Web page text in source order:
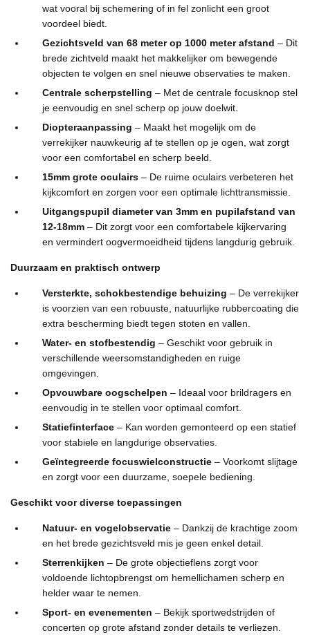
wat vooral bij schemering of in fel zonlicht een groot
voordeel biedt.
Gezichtsveld van 68 meter op 1000 meter afstand – Dit
brede zichtveld maakt het makkelijker om bewegende
objecten te volgen en snel nieuwe observaties te maken.
Centrale scherpstelling – Met de centrale focusknop stel
je eenvoudig en snel scherp op jouw doelwit.
Diopteraanpassing – Maakt het mogelijk om de
verrekijker nauwkeurig af te stellen op je ogen, wat zorgt
voor een comfortabel en scherp beeld.
15mm grote oculairs – De ruime oculairs verbeteren het
kijkcomfort en zorgen voor een optimale lichttransmissie.
Uitgangspupil diameter van 3mm en pupilafstand van
12-18mm – Dit zorgt voor een comfortabele kijkervaring
en vermindert oogvermoeidheid tijdens langdurig gebruik.
Duurzaam en praktisch ontwerp
Versterkte, schokbestendige behuizing – De verrekijker
is voorzien van een robuuste, natuurlijke rubbercoating die
extra bescherming biedt tegen stoten en vallen.
Water- en stofbestendig – Geschikt voor gebruik in
verschillende weersomstandigheden en ruige
omgevingen.
Opvouwbare oogschelpen – Ideaal voor brildragers en
eenvoudig in te stellen voor optimaal comfort.
Statiefinterface – Kan worden gemonteerd op een statief
voor stabiele en langdurige observaties.
Geïntegreerde focuswielconstructie – Voorkomt slijtage
en zorgt voor een duurzame, soepele bediening.
Geschikt voor diverse toepassingen
Natuur- en vogelobservatie – Dankzij de krachtige zoom
en het brede gezichtsveld mis je geen enkel detail.
Sterrenkijken – De grote objectieflens zorgt voor
voldoende lichtopbrengst om hemellichamen scherp en
helder waar te nemen.
Sport- en evenementen – Bekijk sportwedstrijden of
concerten op grote afstand zonder details te verliezen.